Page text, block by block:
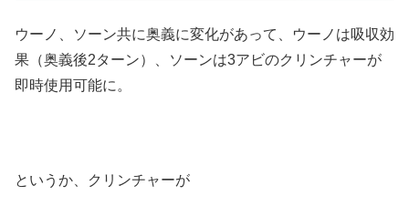
ウーノ、ソーン共に奥義に変化があって、ウーノは吸収効
果（奥義後2ターン）、ソーンは3アビのクリンチャーが
即時使用可能に。
というか、クリンチャーが